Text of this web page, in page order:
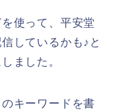
使って、平安堂
しているかも♪と
ました。
キーワードを書